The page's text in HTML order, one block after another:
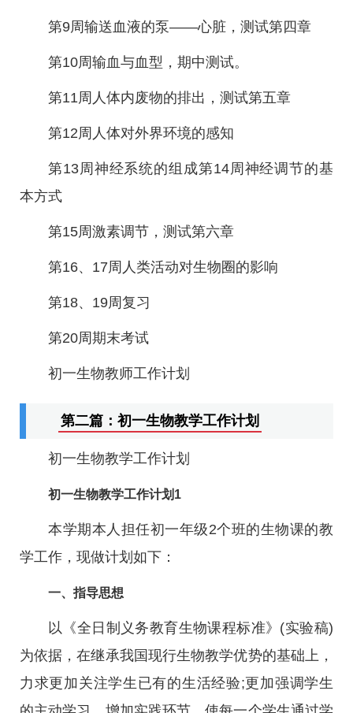
第9周输送血液的泵——心脏，测试第四章
第10周输血与血型，期中测试。
第11周人体内废物的排出，测试第五章
第12周人体对外界环境的感知
第13周神经系统的组成第14周神经调节的基
本方式
第15周激素调节，测试第六章
第16、17周人类活动对生物圈的影响
第18、19周复习
第20周期末考试
初一生物教师工作计划
第二篇：初一生物教学工作计划
初一生物教学工作计划
初一生物教学工作计划1
本学期本人担任初一年级2个班的生物课的教
学工作，现做计划如下：
一、指导思想
以《全日制义务教育生物课程标准》(实验稿)
为依据，在继承我国现行生物教学优势的基础上，
力求更加关注学生已有的生活经验;更加强调学生